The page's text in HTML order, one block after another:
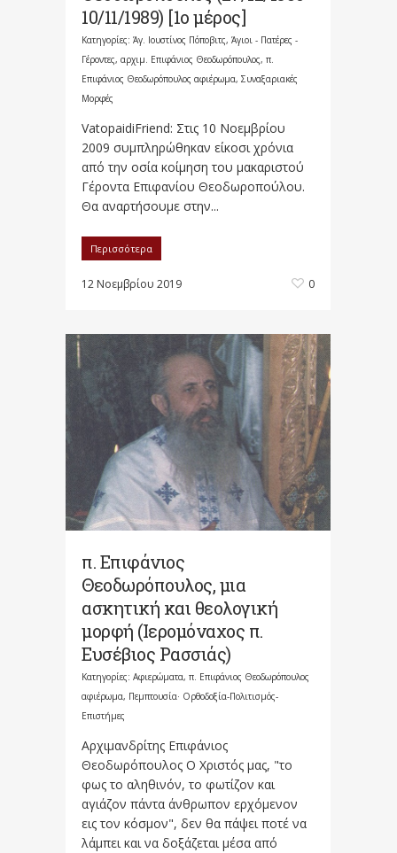
10/11/1989) [1ο μέρος]
Κατηγορίες: Άγ. Ιουστίνος Πόποβιτς, Άγιοι - Πατέρες -
Γέροντες, αρχιμ. Επιφάνιος Θεοδωρόπουλος, π.
Επιφάνιος Θεοδωρόπουλος αφιέρωμα, Συναξαριακές
Μορφές
VatopaidiFriend: Στις 10 Νοεμβρίου
2009 συμπληρώθηκαν είκοσι χρόνια
από την οσία κοίμηση του μακαριστού
Γέροντα Επιφανίου Θεοδωροπούλου.
Θα αναρτήσουμε στην...
Περισσότερα
12 Νοεμβρίου 2019 0
π. Επιφάνιος
Θεοδωρόπουλος, μια
ασκητική και θεολογική
μορφή (Ιερομόναχος π.
Ευσέβιος Ρασσιάς)
Κατηγορίες: Αφιερώματα, π. Επιφάνιος Θεοδωρόπουλος
αφιέρωμα, Πεμπτουσία· Ορθοδοξία-Πολιτισμός-
Επιστήμες
Αρχιμανδρίτης Επιφάνιος
Θεοδωρόπουλος Ο Χριστός μας, "το
φως το αληθινόν, το φωτίζον και
αγιάζον πάντα άνθρωπον ερχόμενον
εις τον κόσμον", δεν θα πάψει ποτέ να
λάμπει και να δοξάζεται μέσα από